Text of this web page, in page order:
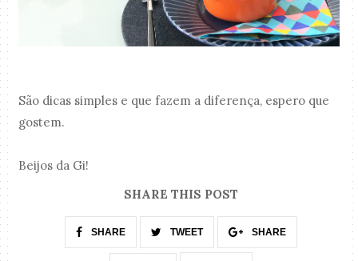
São dicas simples e que fazem a diferença, espero que
gostem.
Beijos da Gi!
SHARE THIS POST
SHARE TWEET SHARE